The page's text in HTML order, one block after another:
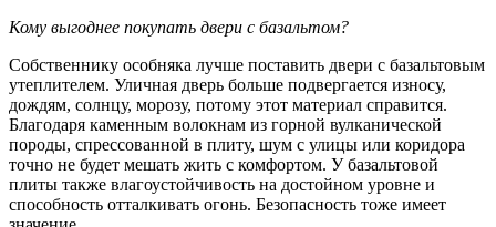
Кому выгоднее покупать двери с базальтом?
Собственнику особняка лучше поставить двери с базальтовым
утеплителем. Уличная дверь больше подвергается износу,
дождям, солнцу, морозу, потому этот материал справится.
Благодаря каменным волокнам из горной вулканической
породы, спрессованной в плиту, шум с улицы или коридора
точно не будет мешать жить с комфортом. У базальтовой
плиты также влагоустойчивость на достойном уровне и
способность отталкивать огонь. Безопасность тоже имеет